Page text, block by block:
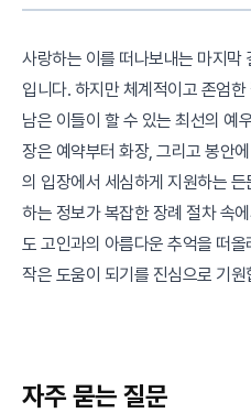
사랑하는 이를 떠나보내는 마지막
입니다. 하지만 체계적이고 존엄
남은 이들이 할 수 있는 최선의 예
장은 예약부터 화장, 그리고 봉안
의 입장에서 세심하게 지원하는
하는 정보가 복잡한 장례 절차 속
도 고인과의 아름다운 추억을 떠
작은 도움이 되기를 진심으로 기
자주 묻는 질문